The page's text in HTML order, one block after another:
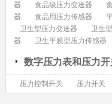
器
食品级压力变送器
器
食品用压力传感器
卫生型压力变送器
卫生
器
卫生平膜型压力传感器
数字压力表和压力开
压力控制开关 压力开关